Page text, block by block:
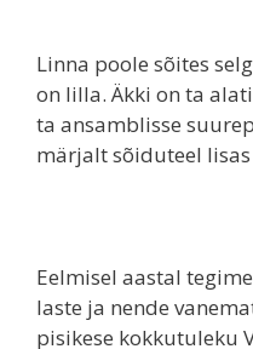
Linna poole sõites
on lilla. Äkki on ta
ta ansamblisse
märjalt sõiduteel
Eelmisel aastal
laste ja nende
pisikese kokkutuleku